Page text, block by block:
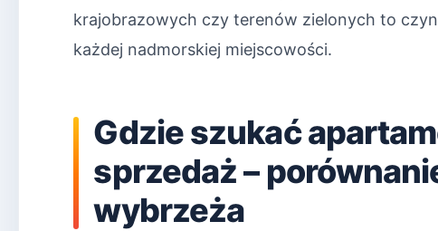
krajobrazowych czy terenów zielonych to
każdej nadmorskiej miejscowości.
Gdzie szukać
sprzedaż –
wybrzeża